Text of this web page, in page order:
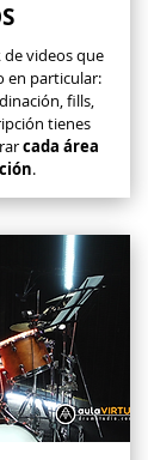
de videos que
en particular:
fills,
tienes
cada área
.